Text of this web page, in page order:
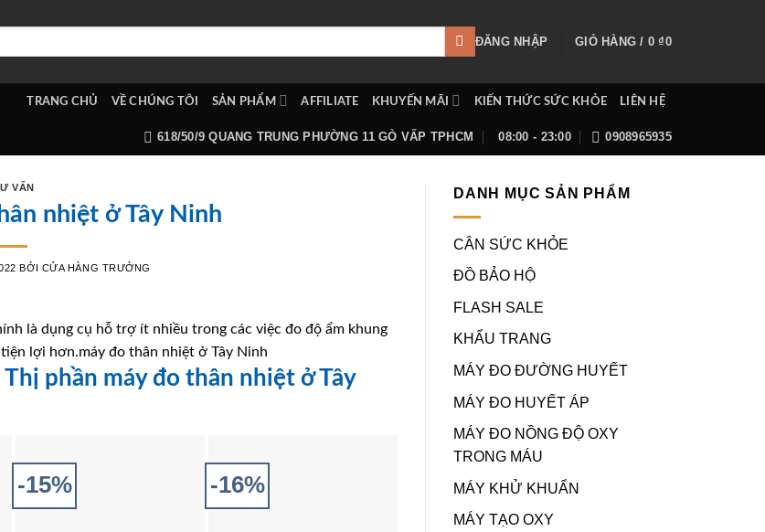
ĐĂNG NHẬP GIỎ HÀNG / 0₫0
TRANG CHỦ VỀ CHÚNG TÔI SẢN PHẨM AFFILIATE KHUYẾN MÃI KIẾN THỨC SỨC KHỎE LIÊN HỆ
618/50/9 QUANG TRUNG PHƯỜNG 11 GÒ VẤP TPHCM 08:00 - 23:00 0908965935
VẤN
nhiệt ở Tây Ninh
BỞI CỬA HÀNG TRƯỞNG
là dụng cụ hỗ trợ ít nhiều trong các việc đo độ ẩm khung
lợi hơn.máy đo thân nhiệt ở Tây Ninh
phần máy đo thân nhiệt ở Tây
-15% -16%
DANH MỤC SẢN PHẨM
CÂN SỨC KHỎE
ĐỒ BẢO HỘ
FLASH SALE
KHẨU TRANG
MÁY ĐO ĐƯỜNG HUYẾT
MÁY ĐO HUYẾT ÁP
MÁY ĐO NỒNG ĐỘ OXY
TRONG MÁU
MÁY KHỬ KHUẨN
MÁY TẠO OXY